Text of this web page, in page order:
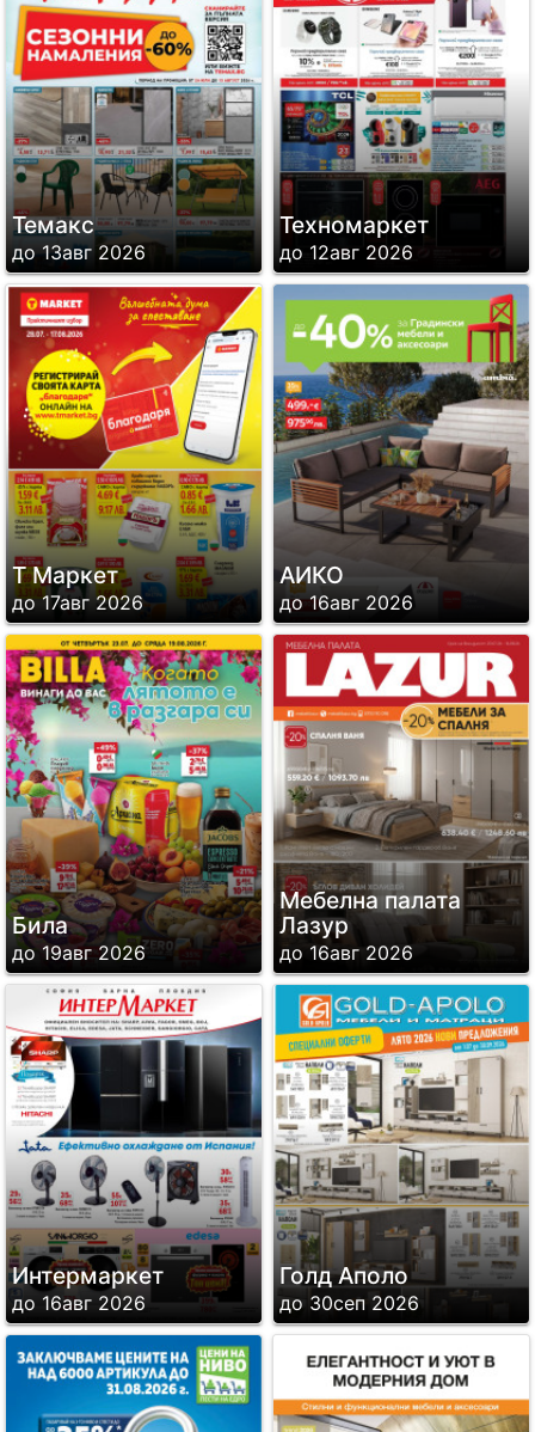
Темакс
до 13авг 2026
Техномаркет
до 12авг 2026
Т Маркет
до 17авг 2026
АИКО
до 16авг 2026
Била
до 19авг 2026
Мебелна палата
Лазур
до 16авг 2026
Интермаркет
до 16авг 2026
Голд Аполо
до 30сеп 2026